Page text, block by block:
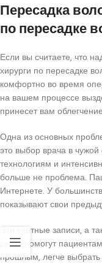
Пересадка
по пересадке
Если вы считаете, что
хирурги по пересадке
комфортно во время
на вашем процессе
принесет вам облегчение.
Одна из основных
это выбор врача в
технологиям и
больше не проблема.
Интернете. У
показывают свои
Эти учетные записи, а
сетях помогут
прошлым, легче